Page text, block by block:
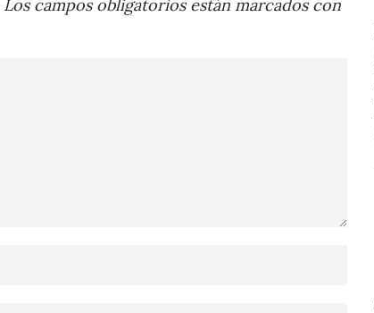
Los campos obligatorios están marcados con